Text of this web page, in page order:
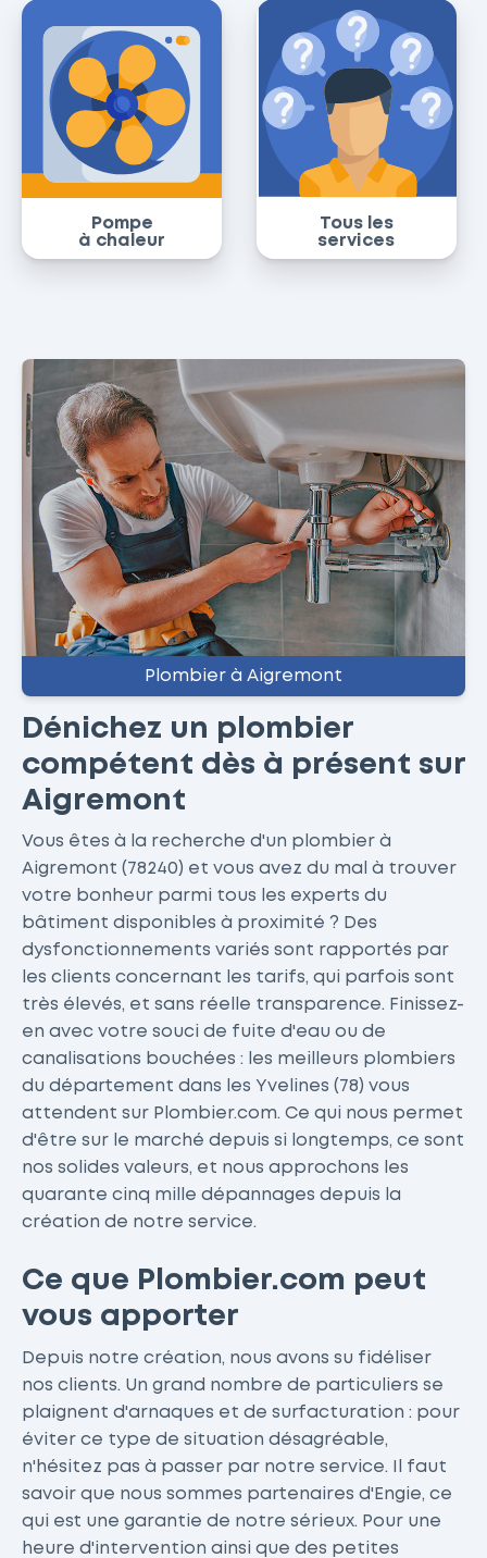
Pompe
à chaleur
Tous les
services
Plombier à Aigremont
Dénichez un plombier
compétent dès à présent sur
Aigremont
Vous êtes à la recherche d'un plombier à
Aigremont (78240) et vous avez du mal à trouver
votre bonheur parmi tous les experts du
bâtiment disponibles à proximité ? Des
dysfonctionnements variés sont rapportés par
les clients concernant les tarifs, qui parfois sont
très élevés, et sans réelle transparence. Finissez-
en avec votre souci de fuite d'eau ou de
canalisations bouchées : les meilleurs plombiers
du département dans les Yvelines (78) vous
attendent sur Plombier.com. Ce qui nous permet
d'être sur le marché depuis si longtemps, ce sont
nos solides valeurs, et nous approchons les
quarante cinq mille dépannages depuis la
création de notre service.
Ce que Plombier.com peut
vous apporter
Depuis notre création, nous avons su fidéliser
nos clients. Un grand nombre de particuliers se
plaignent d'arnaques et de surfacturation : pour
éviter ce type de situation désagréable,
n'hésitez pas à passer par notre service. Il faut
savoir que nous sommes partenaires d'Engie, ce
qui est une garantie de notre sérieux. Pour une
heure d'intervention ainsi que des petites